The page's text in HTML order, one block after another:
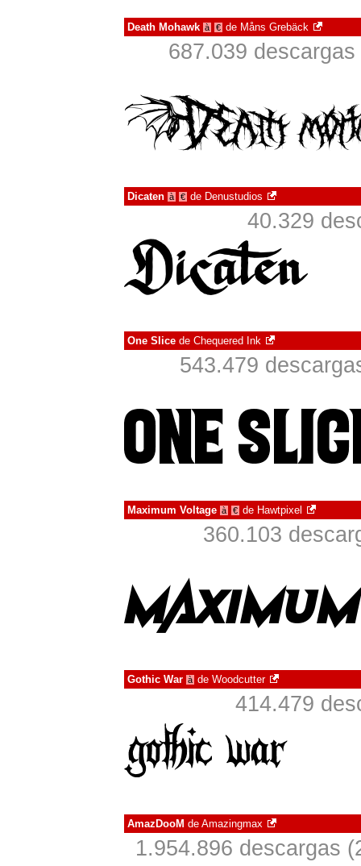
Death Mohawk à € de Måns Grebäck
687.039
Dicaten à € de Denustudios
40.329
One Slice de Chequered Ink
543.479
Maximum Voltage à € de Hawtpixel
360.103
Gothic War à de Woodcutter
414.479
AmazDooM de Amazingmax
1.954.896 descargas